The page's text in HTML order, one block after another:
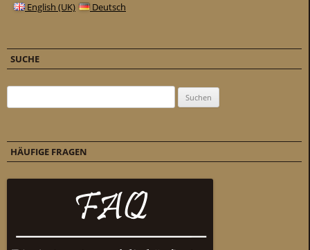
English (UK) Deutsch
SUCHE
HÄUFIGE FRAGEN